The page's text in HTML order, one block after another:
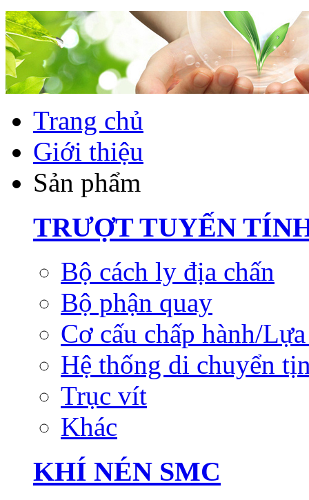
Trang chủ
Giới thiệu
Sản phẩm
TRƯỢT TUYẾN
Bộ cách ly địa chấn
Bộ phận quay
Cơ cấu chấp hành/
Hệ thống di chuyển
Trục vít
Khác
KHÍ NÉN SMC